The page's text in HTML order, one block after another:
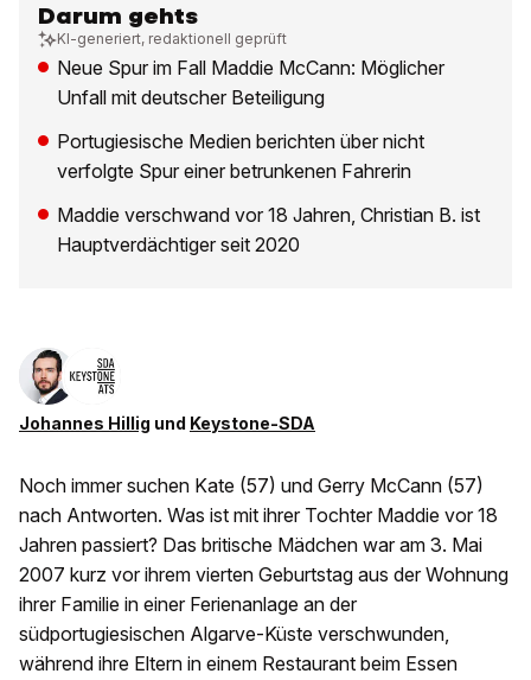
Darum gehts
KI-generiert, redaktionell geprüft
Neue Spur im Fall Maddie McCann: Möglicher
Unfall mit deutscher Beteiligung
Portugiesische Medien berichten über nicht
verfolgte Spur einer betrunkenen Fahrerin
Maddie verschwand vor 18 Jahren, Christian B. ist
Hauptverdächtiger seit 2020
Johannes Hillig und Keystone-SDA
Noch immer suchen Kate (57) und Gerry McCann (57)
nach Antworten. Was ist mit ihrer Tochter Maddie vor 18
Jahren passiert? Das britische Mädchen war am 3. Mai
2007 kurz vor ihrem vierten Geburtstag aus der Wohnung
ihrer Familie in einer Ferienanlage an der
südportugiesischen Algarve-Küste verschwunden,
während ihre Eltern in einem Restaurant beim Essen